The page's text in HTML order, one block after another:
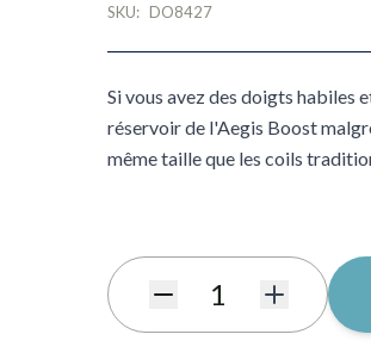
SKU: DO8427
Si vous avez des doigts habiles
réservoir de l'Aegis Boost
même taille que les coils
Quantité